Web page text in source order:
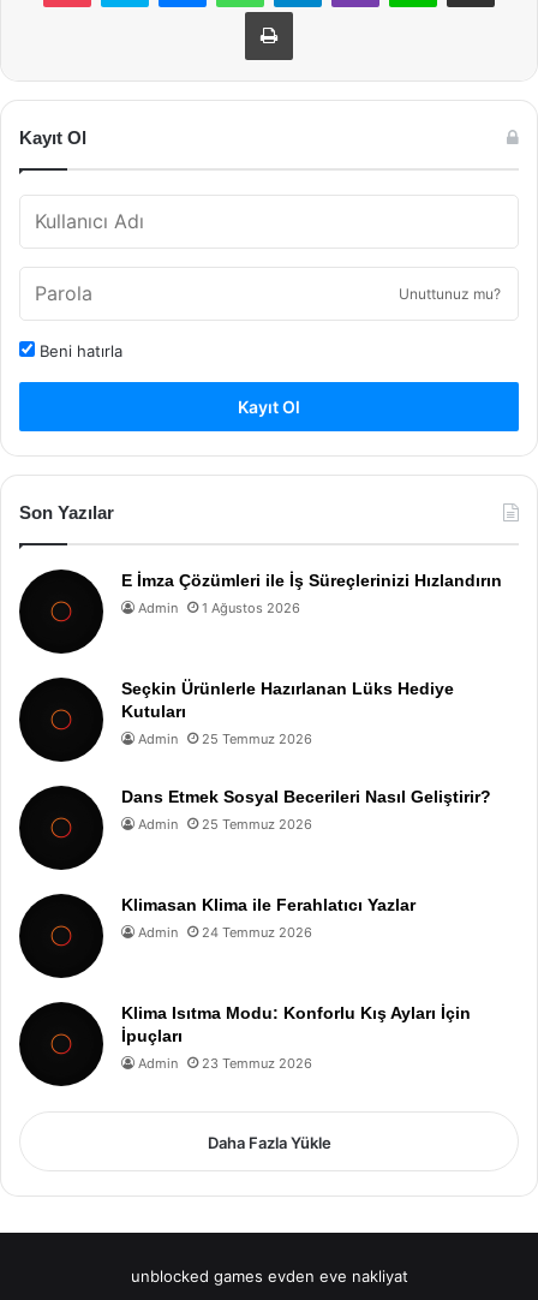
Yazdır
Kayıt Ol
Unuttunuz mu?
Beni hatırla
Kayıt Ol
Son Yazılar
E İmza Çözümleri ile İş Süreçlerinizi Hızlandırın
Admin 1 Ağustos 2026
Seçkin Ürünlerle Hazırlanan Lüks Hediye
Kutuları
Admin 25 Temmuz 2026
Dans Etmek Sosyal Becerileri Nasıl Geliştirir?
Admin 25 Temmuz 2026
Klimasan Klima ile Ferahlatıcı Yazlar
Admin 24 Temmuz 2026
Klima Isıtma Modu: Konforlu Kış Ayları İçin
İpuçları
Admin 23 Temmuz 2026
Daha Fazla Yükle
unblocked games evden eve nakliyat